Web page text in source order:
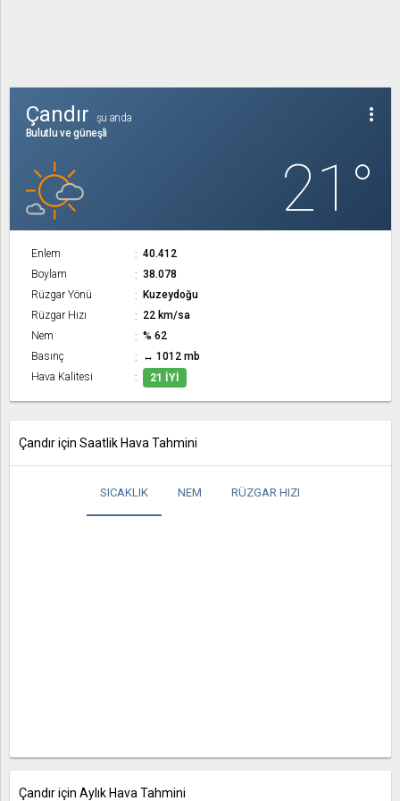
more_vert
Çandır
şu anda
Bulutlu ve güneşli
21°
Enlem
40.412
Boylam
38.078
Rüzgar Yönü
Kuzeydoğu
Rüzgar Hızı
22 km/sa
Nem
% 62
Basınç
↔ 1012 mb
Hava Kalitesi
21 İYI
Çandır için Saatlik Hava Tahmini
SICAKLIK NEM RÜZGAR HIZI
Çandır için Aylık Hava Tahmini